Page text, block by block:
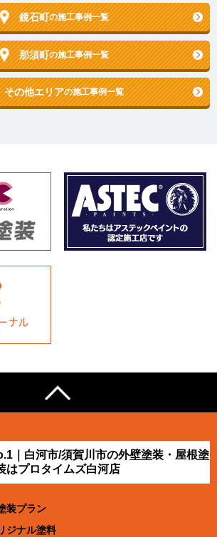
鏡石町の施工事例一覧
那須町の施工事例一覧
その他エリアの施工事例一覧
｜白河市/須賀川市の外壁塗装・屋根塗
はプロタイムズ白河店
装プラン
ジナル塗料